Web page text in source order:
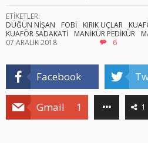
ETİKETLER:
DÜĞÜN NİŞAN
FOBİ KIRIK UÇLAR
KUAFÖR SADAKATİ
MANİKÜR PEDİKÜR
07 ARALIK 2018
6
Facebook
Gmail 1 1